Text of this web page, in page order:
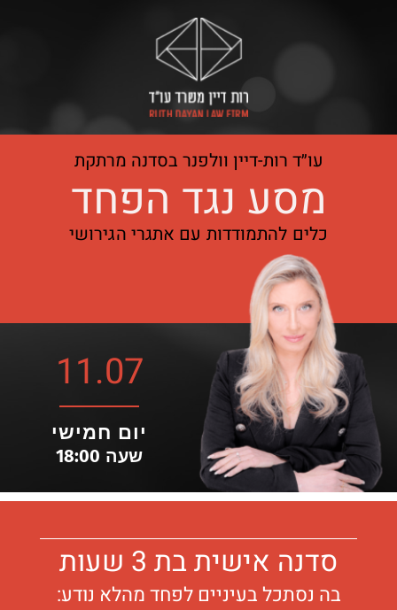
עו״ד רות-דיין וולפנר בסדנה מרתקת
מסע נגד הפחד
כלים להתמודדות עם אתגרי הגירושי
11.07
יום חמישי
שעה 18:00
סדנה אישית בת 3 שעות
בה נסתכל בעיניים לפחד מהלא נודע: